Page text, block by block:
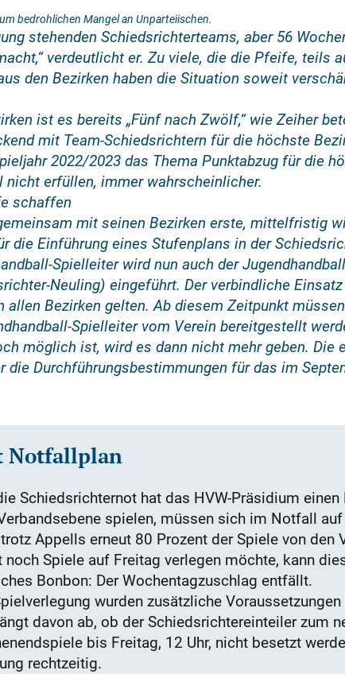
bedrohlichen Mangel an Unparteiischen.
stehenden Schiedsrichterteams, aber 56
verdeutlicht er. Zu viele, die die Pfeife, teils
den Bezirken haben die Situation soweit
ist es bereits „Fünf nach Zwölf,“ wie Zeiher
mit Team-Schiedsrichtern für die höchste
2022/2023 das Thema Punktabzug für die
nicht erfüllen, immer wahrscheinlicher.
schaffen
mit seinen Bezirken erste, mittelfristig
die Einführung eines Stufenplans in der
Spielleiter wird nun auch der
Neuling) eingeführt. Der verbindliche
allen Bezirken gelten. Ab diesem Zeitpunkt
Spielleiter vom Verein bereitgestellt
möglich ist, wird es dann nicht mehr geben. Die
die Durchführungsbestimmungen für das im
Notfallplan
Schiedsrichternot hat das HVW-Präsidium
spielen, müssen sich im Notfall
Appells erneut 80 Prozent der Spiele von den
Spiele auf Freitag verlegen möchte, kann
Bonbon: Der Wochentagzuschlag entfällt.
wurden zusätzliche
davon ab, ob der Schiedsrichtereinteiler zum
bis Freitag, 12 Uhr, nicht besetzt
rechtzeitig.